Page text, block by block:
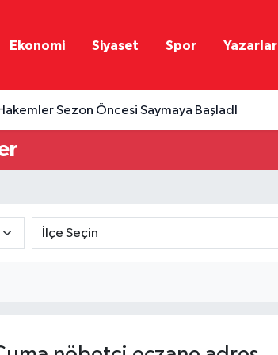
Ekonomi Siyaset Spor Yazarlar
Sezon Öncesi Saymaya BaşladI